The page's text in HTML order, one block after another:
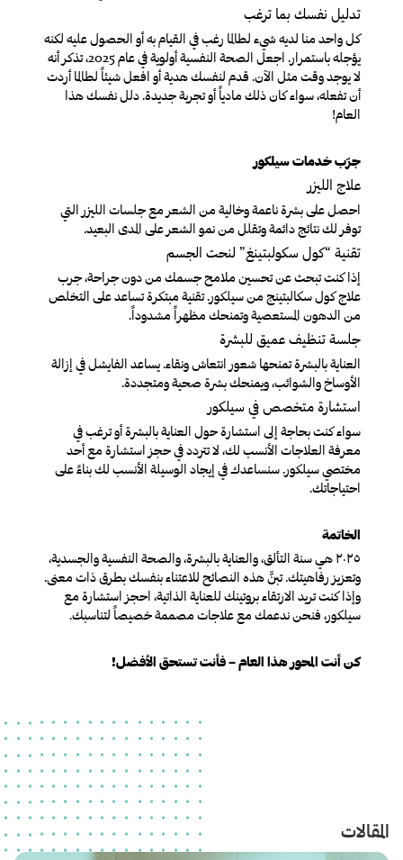
تدليل نفسك بما ترغب
كل واحد منا لديه شيء لطالما رغب في القيام به أو الحصول عليه لكنه
يؤجله باستمرار. اجعل الصحة النفسية أولوية في عام 2025، تذكر أنه
لا يوجد وقت مثل الآن. قدم لنفسك هدية أو افعل شيئاً لطالما أردت
أن تفعله، سواء كان ذلك مادياً أو تجربة جديدة. دلل نفسك هذا
العام!
جرّب خدمات سيلكور
علاج الليزر
احصل على بشرة ناعمة وخالية من الشعر مع جلسات الليزر التي
توفر لك نتائج دائمة وتقلل من نمو الشعر على المدى البعيد.
تقنية “كول سكولبتينغ” لنحت الجسم
إذا كنت تبحث عن تحسين ملامح جسمك من دون جراحة، جرب
علاج كول سكالبتينج من سيلكور. تقنية مبتكرة تساعد على التخلص
من الدهون المستعصية وتمنحك مظهراً مشدوداً.
جلسة تنظيف عميق للبشرة
العناية بالبشرة تمنحها شعور انتعاش ونقاء. يساعد الفايشل في إزالة
الأوساخ والشوائب، ويمنحك بشرة صحية ومتجددة.
استشارة متخصص في سيلكور
سواء كنت بحاجة إلى استشارة حول العناية بالبشرة أو ترغب في
معرفة العلاجات الأنسب لك، لا تتردد في حجز استشارة مع أحد
مختصي سيلكور. سنساعدك في إيجاد الوسيلة الأنسب لك بناءً على
احتياجاتك.
الخاتمة
٢٠٢٥ هي سنة التألق، والعناية بالبشرة، والصحة النفسية والجسدية،
وتعزيز رفاهيتك. تبنَّ هذه النصائح للاعتناء بنفسك بطرق ذات معنى.
وإذا كنت تريد الارتقاء بروتينك للعناية الذاتية، احجز استشارة مع
سيلكور، فنحن ندعمك مع علاجات مصممة خصيصاً لتناسبك.
كن أنت المحور هذا العام – فأنت تستحق الأفضل!
المقالات